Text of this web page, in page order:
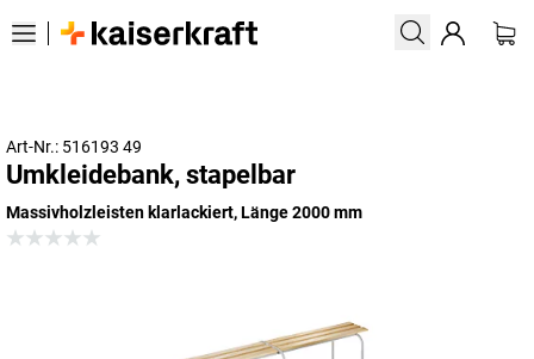
Art-Nr.: 516193 49
Umkleidebank, stapelbar
Massivholzleisten klarlackiert, Länge 2000 mm